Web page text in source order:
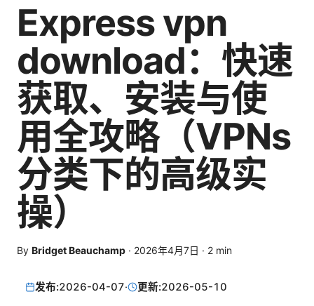
Express vpn
download：快速
获取、安装与使
用全攻略（VPNs
分类下的高级实
操）
By Bridget Beauchamp · 2026年4月7日 · 2 min
发布:2026-04-07· 更新:2026-05-10